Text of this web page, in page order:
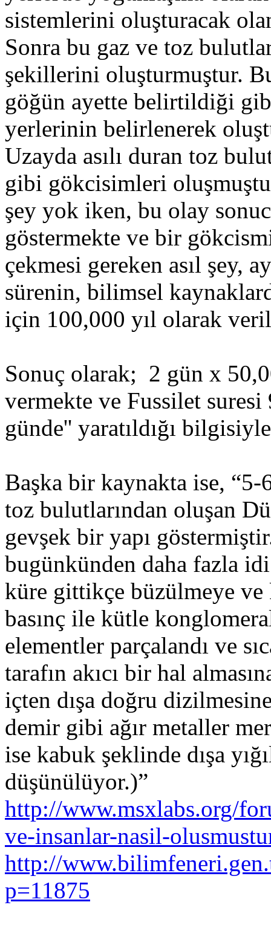
sistemlerini oluşturacak
Sonra bu gaz ve toz
şekillerini oluşturmuştur.
göğün ayette belirtildiği
yerlerinin belirlenerek
Uzayda asılı duran toz
gibi gökcisimleri
şey yok iken, bu olay
göstermekte ve bir
çekmesi gereken asıl şey,
sürenin, bilimsel
için 100,000 yıl olarak
Sonuç olarak; 2 gün x
vermekte ve Fussilet
günde'' yaratıldığı
Başka bir kaynakta ise, “5-
toz bulutlarından oluşan
gevşek bir yapı
bugünkünden daha fazla
küre gittikçe büzülmeye ve
basınç ile kütle
elementler parçalandı ve
tarafın akıcı bir hal
içten dışa doğru
demir gibi ağır metaller
ise kabuk şeklinde dışa
düşünülüyor.)”
http://www.msxlabs.org/
ve-insanlar-nasil-
http://
p=11875